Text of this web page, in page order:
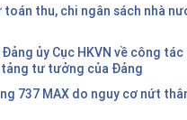
thu, chi ngân sách nhà
ủy Cục HKVN về công tác
tảng tư tưởng của Đảng
737 MAX do nguy cơ nứt